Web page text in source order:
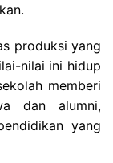
produksi yang
nilai ini hidup
memberi
dan alumni,
yang